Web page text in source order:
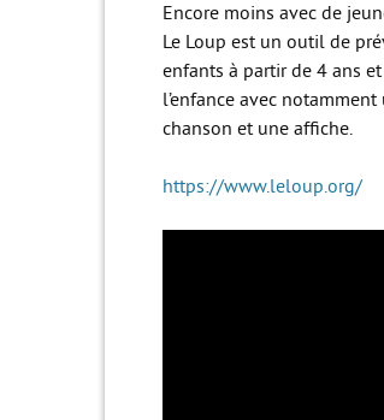
Encore moins avec de
Le Loup est un outil de
enfants à partir de 4 ans
l’enfance avec
chanson et une affiche.
https://www.leloup.org/